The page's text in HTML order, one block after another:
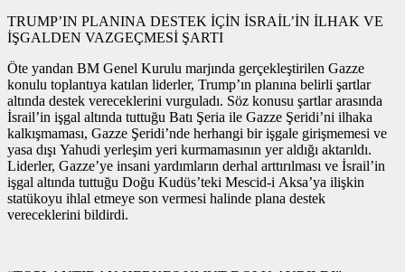
TRUMP’IN PLANINA DESTEK İÇİN İSRAİL’İN İLHAK VE
İŞGALDEN VAZGEÇMESİ ŞARTI
Öte yandan BM Genel Kurulu marjında gerçekleştirilen Gazze
konulu toplantıya katılan liderler, Trump’ın planına belirli şartlar
altında destek vereceklerini vurguladı. Söz konusu şartlar arasında
İsrail’in işgal altında tuttuğu Batı Şeria ile Gazze Şeridi’ni ilhaka
kalkışmaması, Gazze Şeridi’nde herhangi bir işgale girişmemesi ve
yasa dışı Yahudi yerleşim yeri kurmamasının yer aldığı aktarıldı.
Liderler, Gazze’ye insani yardımların derhal arttırılması ve İsrail’in
işgal altında tuttuğu Doğu Kudüs’teki Mescid-i Aksa’ya ilişkin
statükoyu ihlal etmeye son vermesi halinde plana destek
vereceklerini bildirdi.